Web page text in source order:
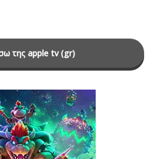
της apple tv (gr)